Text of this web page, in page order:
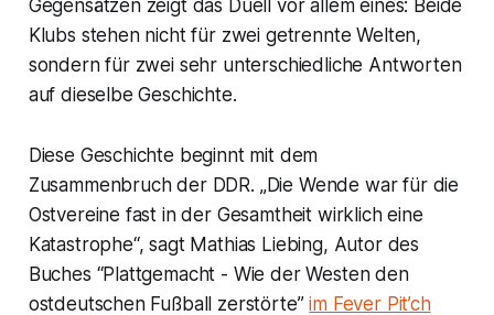
Gegensätzen zeigt das Duell vor allem eines: Beide
Klubs stehen nicht für zwei getrennte Welten,
sondern für zwei sehr unterschiedliche Antworten
auf dieselbe Geschichte.
Diese Geschichte beginnt mit dem
Zusammenbruch der DDR. „Die Wende war für die
Ostvereine fast in der Gesamtheit wirklich eine
Katastrophe“, sagt Mathias Liebing, Autor des
Buches “Plattgemacht - Wie der Westen den
ostdeutschen Fußball zerstörte”im Fever Pit’ch